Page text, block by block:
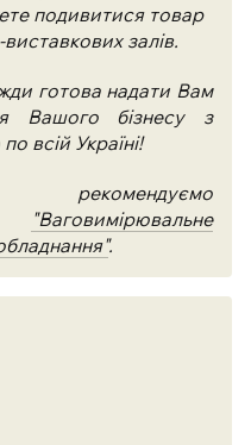
подивитися товар
залів.
готова надати Вам
Вашого бізнесу з
всій Україні!
"Ваговимірювальне
.